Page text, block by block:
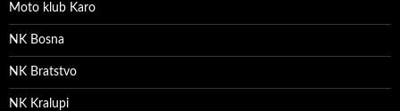
Moto klub Karo
NK Bosna
NK Bratstvo
NK Kralupi